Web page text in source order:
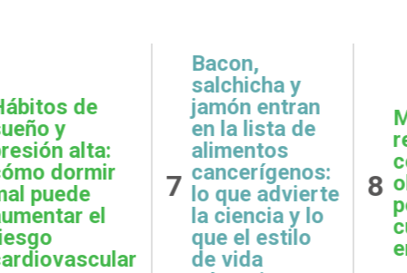
entran
de
advierte
y lo
estilo
Metas
realistas:
cómo definir
objetivos
posibles y
cuidar la salud
emocional
9
qué
la